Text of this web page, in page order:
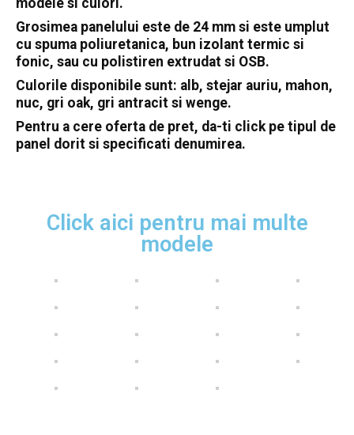
modele si culori.
Grosimea panelului este de 24 mm si este umplut
cu spuma poliuretanica, bun izolant termic si
fonic, sau cu polistiren extrudat si OSB.
Culorile disponibile sunt: alb, stejar auriu, mahon,
nuc, gri oak, gri antracit si wenge.
Pentru a cere oferta de pret, da-ti click pe tipul de
panel dorit si specificati denumirea.
Click aici pentru mai multe
modele